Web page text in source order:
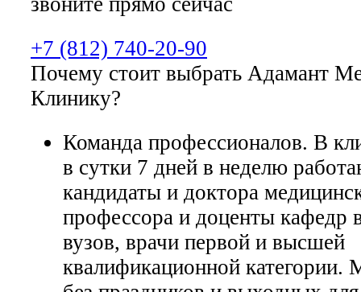
+7 (812) 740-20-90
Почему стоит выбрать Адамант
Клинику?
Команда профессионалов. В
в сутки 7 дней в неделю
кандидаты и доктора
профессора и доценты кафедр
вузов, врачи первой и высшей
квалификационной категории.